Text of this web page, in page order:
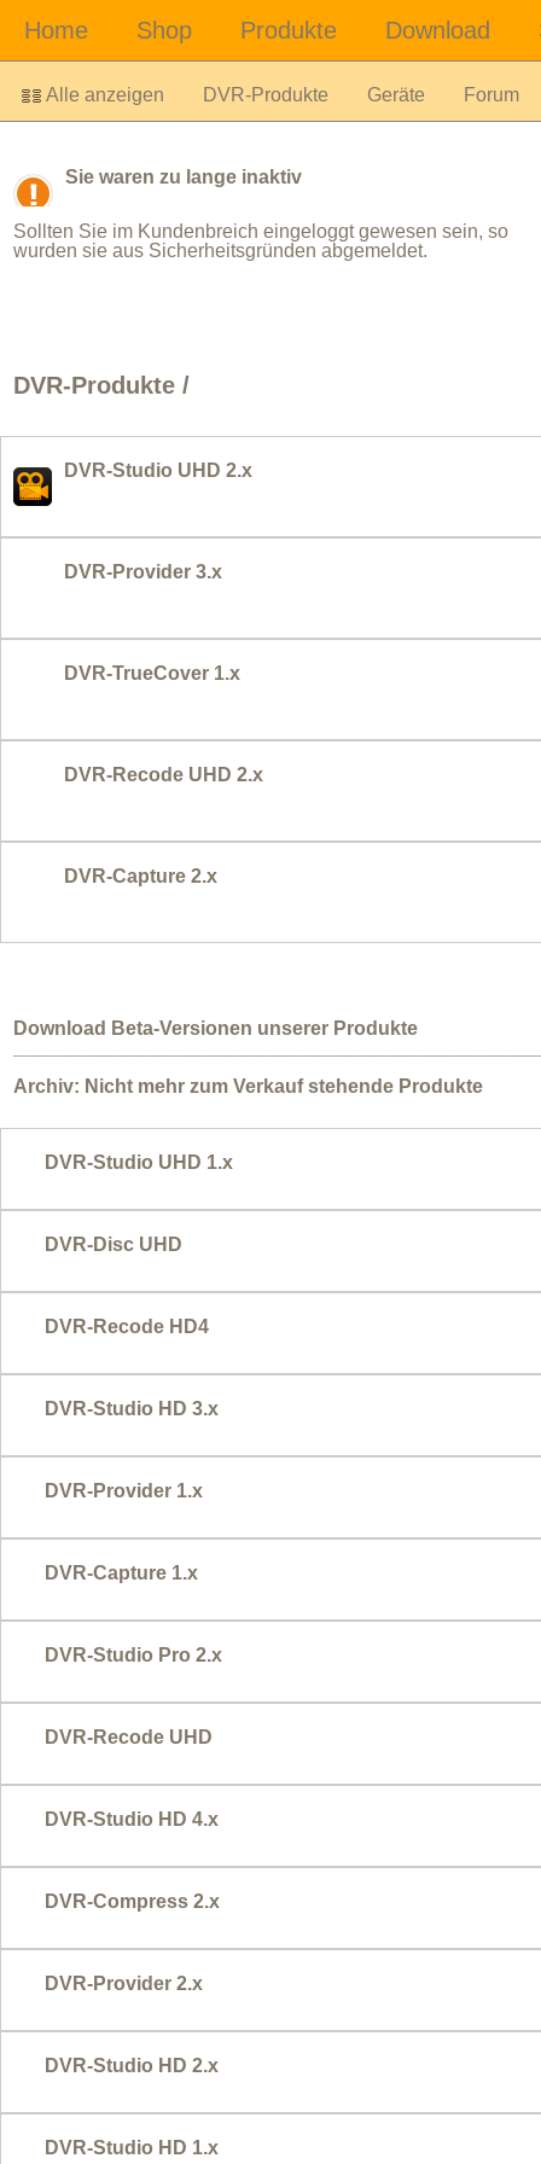
Alle anzeigen DVR-Produkte Geräte Forum
Sie waren zu lange inaktiv
Sollten Sie im Kundenbreich eingeloggt gewesen sein, so
wurden sie aus Sicherheitsgründen abgemeldet.
DVR-Produkte /
DVR-Studio UHD 2.x
DVR-Provider 3.x
DVR-TrueCover 1.x
DVR-Recode UHD 2.x
DVR-Capture 2.x
Download Beta-Versionen unserer Produkte
Archiv: Nicht mehr zum Verkauf stehende Produkte
DVR-Studio UHD 1.x
DVR-Disc UHD
DVR-Recode HD4
DVR-Studio HD 3.x
DVR-Provider 1.x
DVR-Capture 1.x
DVR-Studio Pro 2.x
DVR-Recode UHD
DVR-Studio HD 4.x
DVR-Compress 2.x
DVR-Provider 2.x
DVR-Studio HD 2.x
DVR-Studio HD 1.x